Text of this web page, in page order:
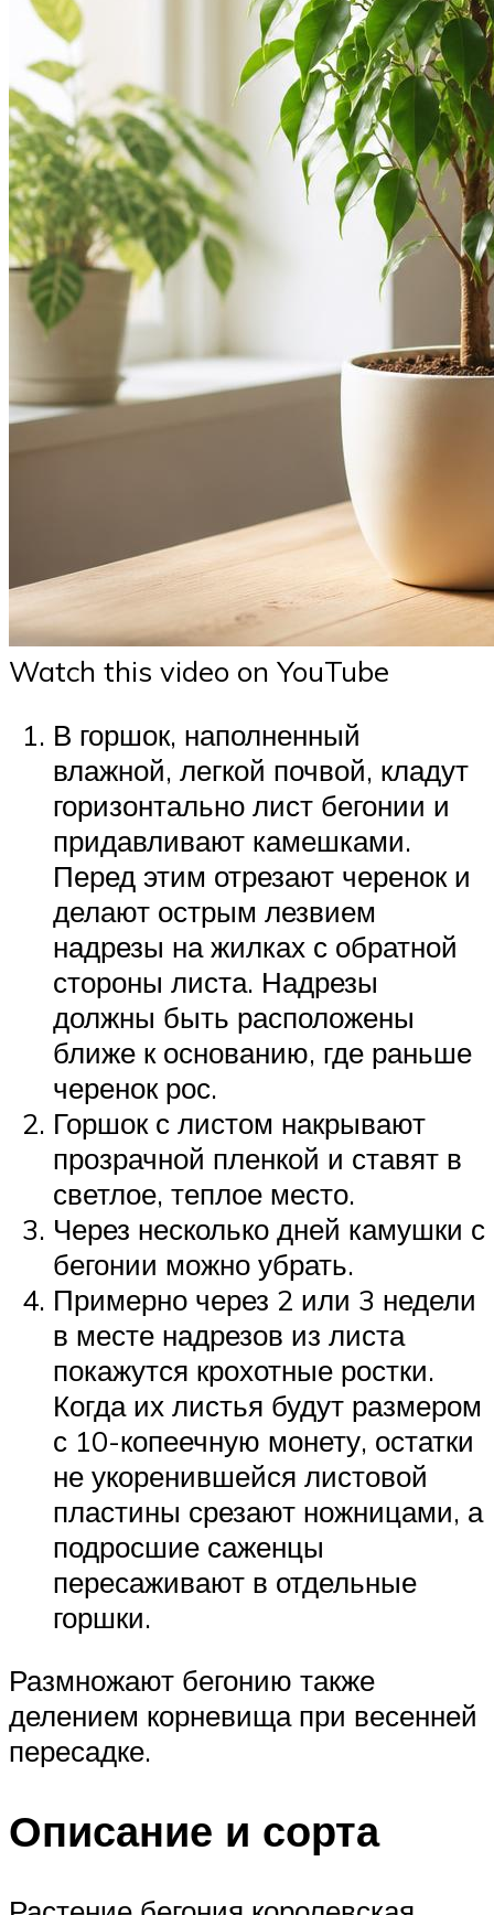
Watch this video on YouTube
В горшок, наполненный
влажной, легкой почвой, кладут
горизонтально лист бегонии и
придавливают камешками.
Перед этим отрезают черенок и
делают острым лезвием
надрезы на жилках с обратной
стороны листа. Надрезы
должны быть расположены
ближе к основанию, где раньше
черенок рос.
Горшок с листом накрывают
прозрачной пленкой и ставят в
светлое, теплое место.
Через несколько дней камушки с
бегонии можно убрать.
Примерно через 2 или 3 недели
в месте надрезов из листа
покажутся крохотные ростки.
Когда их листья будут размером
с 10-копеечную монету, остатки
не укоренившейся листовой
пластины срезают ножницами, а
подросшие саженцы
пересаживают в отдельные
горшки.
Размножают бегонию также
делением корневища при весенней
пересадке.
Описание и сорта